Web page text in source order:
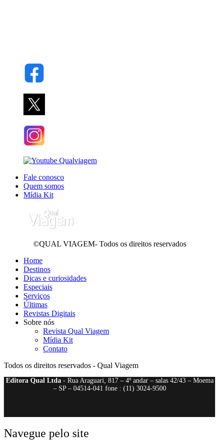
Fale conosco
Quem somos
Mídia Kit
©QUAL VIAGEM- Todos os direitos reservados
Home
Destinos
Dicas e curiosidades
Especiais
Serviços
Últimas
Revistas Digitais
Sobre nós
Revista Qual Viagem
Mídia Kit
Contato
Todos os direitos reservados - Qual Viagem
Editora Qual Ltda- Rua Araguari, 817 – 4º andar – salas 42/43 – Moema
– SP – 04514-041 fone : (11) 3024-9500
Navegue pelo site